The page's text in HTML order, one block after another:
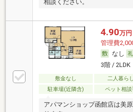
相談ください。
4.90万円
管理費
なし
3階 / 2LDK
敷金なし 二人暮らし
駐車場(近隣含)
ペット相談
アパマンショップ函館店は美